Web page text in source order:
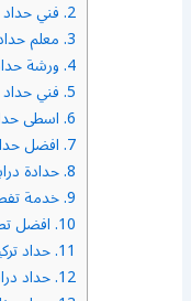
2. فني حداد
3. معلم
4. ورشة
5. فني حداد
6. اسطى
7. افضل
8. حدادة
9. خدمة
10. افضل
11. حداد
12. حداد